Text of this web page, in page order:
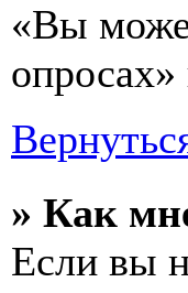
«Вы
опросах»
» Как
Если вы